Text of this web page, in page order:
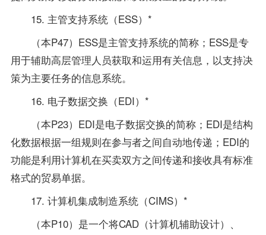
15. 主管支持系统（ESS）*
（本P47）ESS是主管支持系统的简称；ESS是专
用于辅助高层管理人员获取和运用有关信息，以支持决
策为主要任务的信息系统。
16. 电子数据交换（EDI）*
（本P23）EDI是电子数据交换的简称；EDI是结构
化数据根据一组规则在参与者之间自动地传递；EDI的
功能是利用计算机在买卖双方之间传递和接收具有标准
格式的贸易单据。
17. 计算机集成制造系统（CIMS）*
（本P10）是一个将CAD（计算机辅助设计）、